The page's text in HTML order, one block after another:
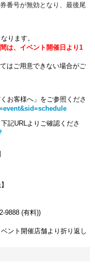
番号が無効となり、最後尾
ります。
は、イベント開催日より1
はご用意できない場合がご
お客様へ」をご参照くださ
記URLよりご確認くださ
9888 (有料))
ント開催店舗より折り返し